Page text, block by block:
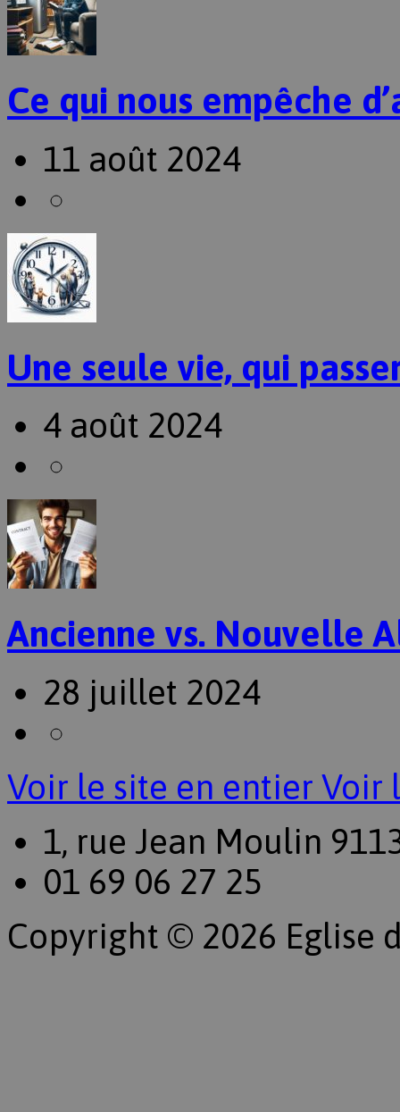
Ce qui nous empêche
11 août 2024
Une seule vie, qui
4 août 2024
Ancienne vs. Nouvelle
28 juillet 2024
Voir le site en entier Voir
1, rue Jean Moulin
01 69 06 27 25
Copyright © 2026 Eglise